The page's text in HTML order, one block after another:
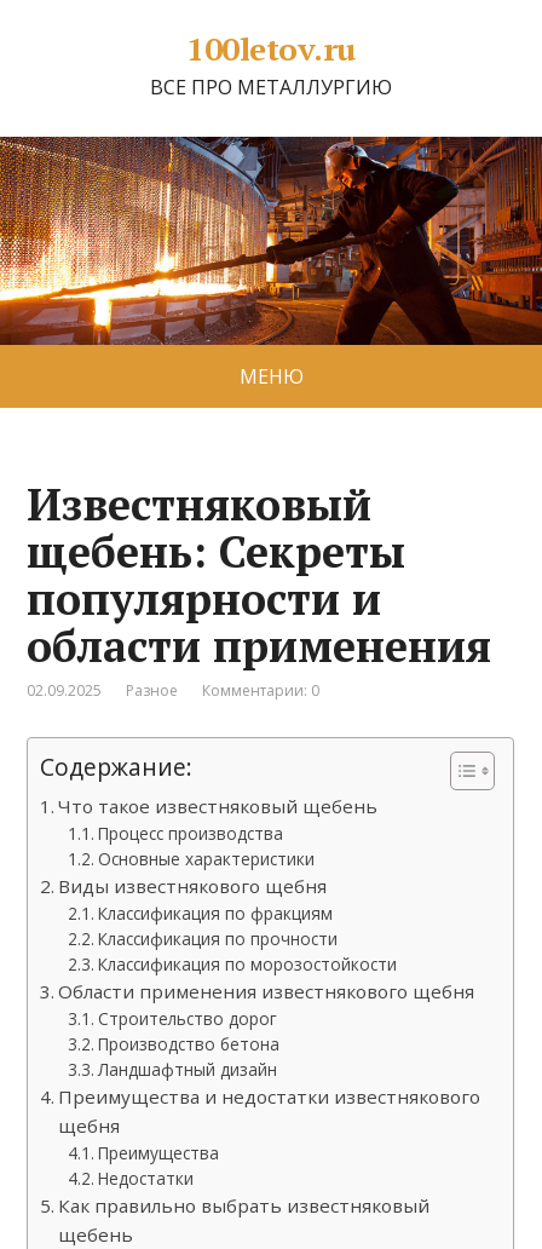
100letov.ru
ВСЕ ПРО МЕТАЛЛУРГИЮ
МЕНЮ
Известняковый
щебень: Секреты
популярности и
области применения
02.09.2025 Разное Комментарии: 0
Содержание:
Что такое известняковый щебень
Процесс производства
Основные характеристики
Виды известнякового щебня
Классификация по фракциям
Классификация по прочности
Классификация по морозостойкости
Области применения известнякового щебня
Строительство дорог
Производство бетона
Ландшафтный дизайн
Преимущества и недостатки известнякового
щебня
Преимущества
Недостатки
Как правильно выбрать известняковый
щебень